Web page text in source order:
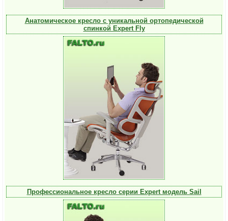
Анатомическое кресло с уникальной ортопедической
спинкой Expert Fly
Профессиональное кресло серии Expert модель Sail